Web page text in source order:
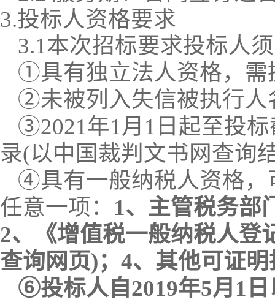
3.投标人资格要求
3.1本次招标要求投标人
①具有独立法人资格，
②未被列入失信被执行人
③2021年1月1日起至投
录(以中国裁判文书网查询
④具有一般纳税人资格，
任意一项： 1、主管税务部
2、《增值税一般纳税人登
查询网页)；4、其他可证
⑥投标人自 2019年5月1